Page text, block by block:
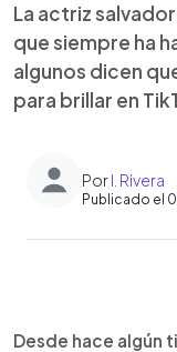
La actriz
que siempre ha
algunos dicen
para brillar en
PorI. Rivera
Publicado el
► Escuchar
Desde hace algún